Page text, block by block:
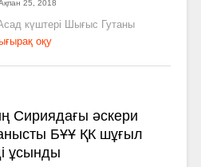
25, 2018
күштері Шығыс Гутаны
оқу
Сириядағы әскери
БҰҰ ҚК шұғыл
ұсынды